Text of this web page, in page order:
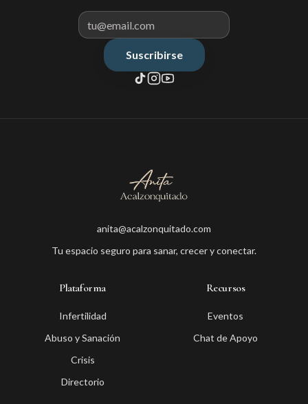
Correo electrónico para
Suscribirse
anita@acalzonquitado.com
Tu espacio seguro para sanar, crecer y conectar.
Plataforma
Infertilidad
Abuso y Sanación
Crisis
Directorio
Recursos
Eventos
Chat de Apoyo